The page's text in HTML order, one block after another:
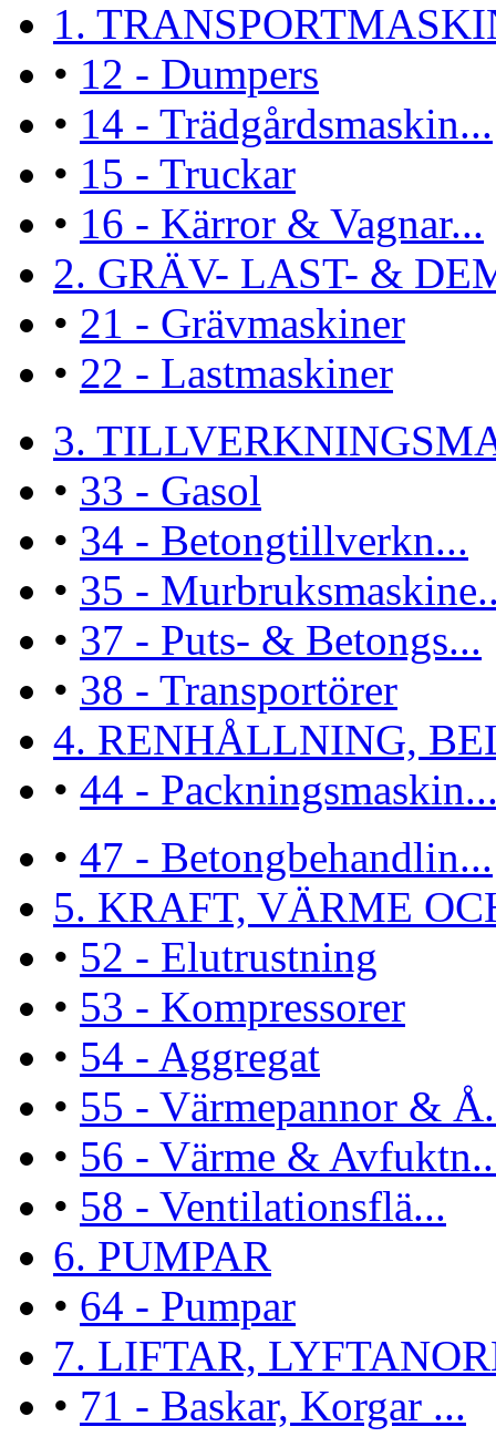
1.
• 12 - Dumpers
• 14 - Trädgårdsmaskin...
• 15 - Truckar
• 16 - Kärror & Vagnar...
2. GRÄV- LAST- &
• 21 - Grävmaskiner
• 22 - Lastmaskiner
3.
• 33 - Gasol
• 34 - Betongtillverkn...
• 35 -
• 37 - Puts- & Betongs...
• 38 - Transportörer
4. RENHÅLLNING,
• 44 -
• 47 - Betongbehandlin...
5. KRAFT, VÄRME
• 52 - Elutrustning
• 53 - Kompressorer
• 54 - Aggregat
• 55 - Värmepannor &
• 56 - Värme &
• 58 - Ventilationsflä...
6. PUMPAR
• 64 - Pumpar
7. LIFTAR,
• 71 - Baskar, Korgar ...